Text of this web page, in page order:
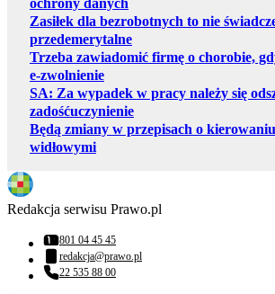
ochrony danych
Zasiłek dla bezrobotnych to nie
przedemerytalne
Trzeba zawiadomić firmę o chorobie,
e-zwolnienie
SA: Za wypadek w pracy należy się
zadośćuczynienie
Będą zmiany w przepisach o
widłowymi
Redakcja serwisu Prawo.pl
Numer telefonu:
801 04 45 45
Adres email:
redakcja@prawo.pl
Numer telefonu:
22 535 88 00